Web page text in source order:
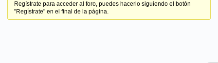
Regístrate para acceder al foro, puedes hacerlo siguiendo el botón
"Regístrate" en el final de la página.